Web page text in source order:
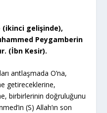
(ikinci gelişinde),
Peygamberin
(İbn Kesir).
antlaşmada O’na,
getireceklerine,
birbirlerinin doğruluğunu
(S) Allah’ın son